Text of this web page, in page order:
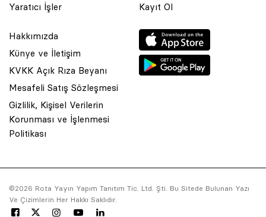
Yaratıcı İşler
Kayıt Ol
Hakkımızda
Künye ve İletişim
KVKK Açık Rıza Beyanı
Mesafeli Satış Sözleşmesi
Gizlilik, Kişisel Verilerin
Korunması ve İşlenmesi
Politikası
©2026 Rota Yayın Yapım Tanıtım Tic. Ltd. Şti. Bu Sitede Bulunan Yazı
Ve Çizimlerin Her Hakkı Saklıdır.
© 2001 Rota Yayın Yapım Tanıtım Tic. Ltd. Şti. Bu Sitede Bulunan
Asquared WordPress Agencytarafından tasarlanmış ve